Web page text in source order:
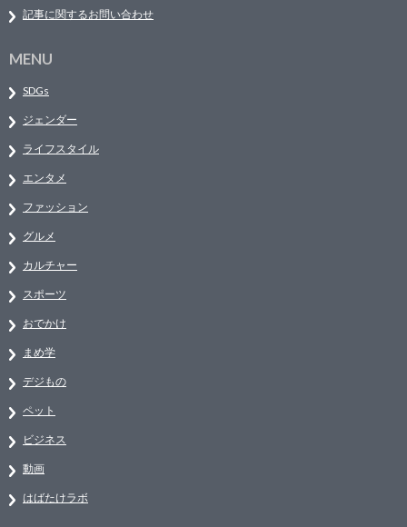
記事に関するお問い合わせ
MENU
SDGs
ジェンダー
ライフスタイル
エンタメ
ファッション
グルメ
カルチャー
スポーツ
おでかけ
まめ学
デジもの
ペット
ビジネス
動画
はばたけラボ